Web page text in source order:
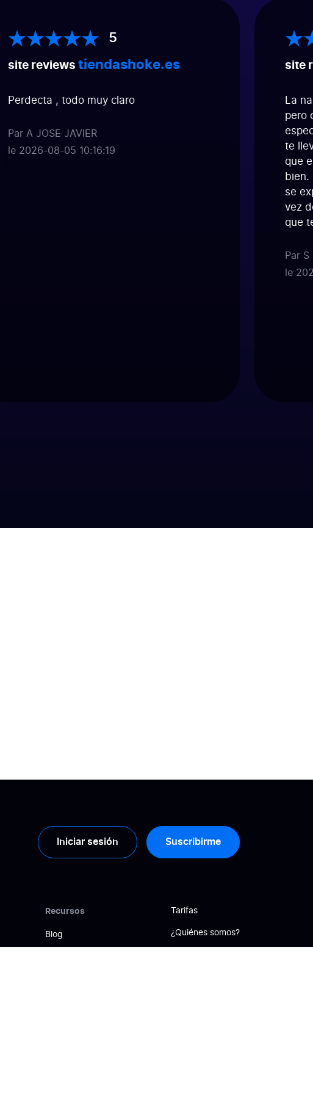
5
site reviewstiendashoke.es
Perdecta , todo muy claro
Par A JOSE JAVIER
le 2026-08-05 10:16:19
site
La
pero
te
que es
bien.
se
vez de
que te
Par S
le
Iniciar sesión Suscribirme
Recursos
Blog
Tarifas
¿Quiénes somos?